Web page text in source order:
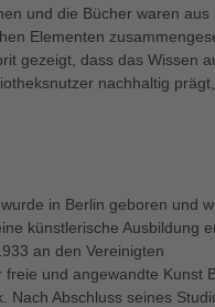
und die Bücher waren aus
Elementen
gezeigt, dass das Wissen
nachhaltig
in Berlin geboren und
künstlerische Ausbildung
an den Vereinigten
freie und angewandte Kunst
Nach Abschluss seines